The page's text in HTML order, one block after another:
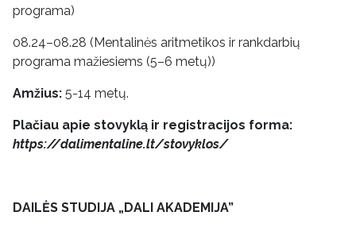
programa)
08.24–08.28 (Mentalinės aritmetikos ir rankdarbių
programa mažiesiems (5–6 metų))
Amžius: 5-14 metų.
Plačiau apie stovyklą ir registracijos forma:
https://dalimentaline.lt/stovyklos/
DAILĖS STUDIJA „DALI AKADEMIJA”